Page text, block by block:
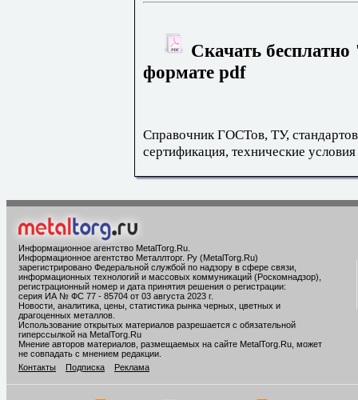
Скачать
формате pdf
Справочник ГОСТов, ТУ,
сертификация, технические условия
Информационное агентство MetalTorg.Ru
Информационное агентство Металлторг. Ру (MetalTorg.Ru)
зарегистрировано Федеральной службой по надзору в сфере связи,
информационных технологий и массовых коммуникаций (Роскомнадзор),
регистрационный номер и дата принятия решения о регистрации:
серия ИА № ФС 77 - 85704 от 03 августа 2023 г.
Новости, аналитика, цены, статистика рынка черных, цветных и
драгоценных металлов.
Использование открытых материалов разрешается с обязательной
гиперссылкой на MetalTorg.Ru
Мнение авторов материалов, размещаемых на сайте MetalTorg.Ru, может
не совпадать с мнением редакции.
Контакты
Подписка Реклама